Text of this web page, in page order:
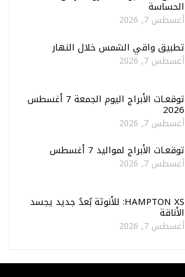
الحساسة
أغسطس 7, 2026
تطبيق واقي الشمس خلال النهار
أغسطس 7, 2026
توقعـات الأبراج اليوم الجمعة 7 أغسطس
2026
أغسطس 7, 2026
توقعـات الأبراج لمواليد 7 أغسطس
أغسطس 7, 2026
HAMPTON XS: للأنوثة بُعدٌ جديد يجسد
الأناقة
أغسطس 7, 2026